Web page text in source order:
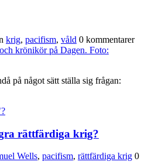
krig, pacifism, våld 0 kommentarer
på något sätt ställa sig frågan:
rättfärdiga krig?
Wells, pacifism, rättfärdiga krig 0